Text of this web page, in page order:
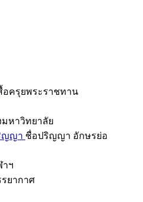
อครุยพระราชทาน
มหาวิทยาลัย
ญญา ชื่อปริญญา อักษรย่อ
าฯ
ยากาศ